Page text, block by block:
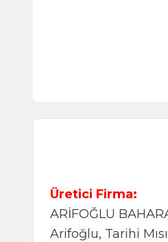
Üretici Firma:
ARİFOĞLU
Arifoğlu, Tarihi